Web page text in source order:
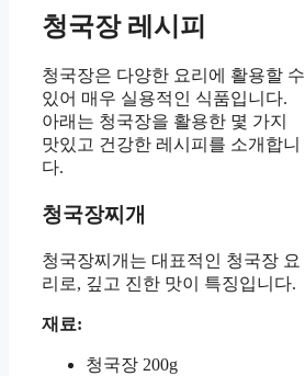
청국장 레시피
청국장은 다양한 요리에 활용할 수
있어 매우 실용적인 식품입니다.
아래는 청국장을 활용한 몇 가지
맛있고 건강한 레시피를 소개합니
다.
청국장찌개
청국장찌개는 대표적인 청국장 요
리로, 깊고 진한 맛이 특징입니다.
재료:
청국장 200g